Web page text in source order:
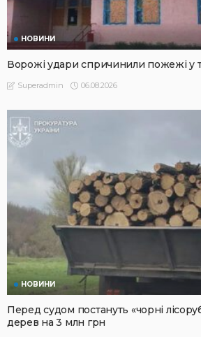
НОВИНИ
Ворожі удари спричинили пожежі у
Superadmin 06.08.2026
НОВИНИ
Перед судом постануть «чорні
дерев на 3 млн грн